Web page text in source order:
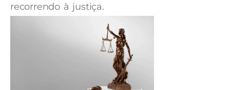
recorrendo à justiça.